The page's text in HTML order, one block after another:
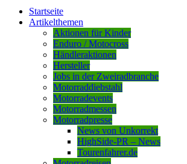
Startseite
Artikelthemen
Aktionen für Kinder
Enduro / Motocross
Händleraktionen
Hersteller
Jobs in der Zweiradbranche
Motorraddiebstahl
Motorradevents
Motorradmessen
Motorradpresse
News von Unkorrekt
HighSide-PR – News
Tourenfahrer.de